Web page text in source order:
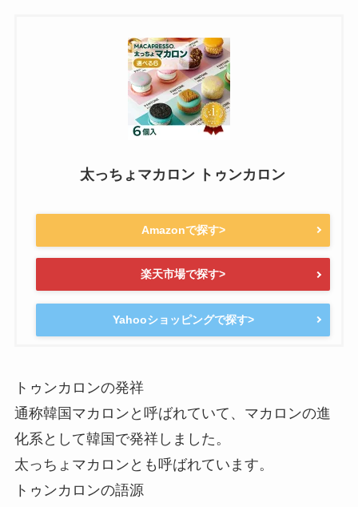
太っちょマカロン トゥンカロン
Amazonで探す>
楽天市場で探す>
Yahooショッピングで探す>
トゥンカロンの発祥
通称韓国マカロンと呼ばれていて、マカロンの進
化系として韓国で発祥しました。
太っちょマカロンとも呼ばれています。
トゥンカロンの語源